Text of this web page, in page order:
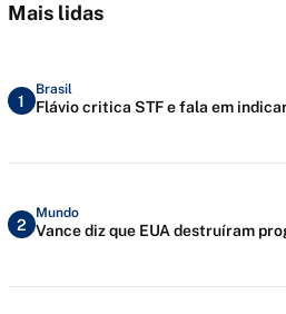
Mais lidas
1
Brasil
Flávio critica STF e fala em
2
Mundo
Vance diz que EUA destruíram